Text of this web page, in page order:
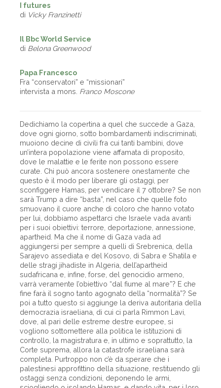
I futures
di Vicky Franzinetti
Il Bbc World Service
di Belona Greenwood
Papa Francesco
Fra “conservatori” e “missionari”
intervista a mons. Franco Moscone
Dedichiamo la copertina a quel che succede a Gaza,
dove ogni giorno, sotto bombardamenti indiscriminati,
muoiono decine di civili fra cui tanti bambini, dove
un’intera popolazione viene affamata di proposito,
dove le malattie e le ferite non possono essere
curate. Chi può ancora sostenere onestamente che
questo è il modo per liberare gli ostaggi, per
sconfiggere Hamas, per vendicare il 7 ottobre? Se non
sarà Trump a dire “basta”, nel caso che quelle foto
smuovano il cuore anche di coloro che hanno votato
per lui, dobbiamo aspettarci che Israele vada avanti
per i suoi obiettivi: terrore, deportazione, annessione,
apartheid. Ma che il nome di Gaza vada ad
aggiungersi per sempre a quelli di Srebrenica, della
Sarajevo assediata e del Kosovo, di Sabra e Shatila e
delle stragi jihadiste in Algeria, dell’apartheid
sudafricana e, infine, forse, del genocidio armeno,
varrà veramente l’obiettivo “dal fiume al mare”? E che
fine farà il sogno tanto agognato della “normalità”? Se
poi a tutto questo si aggiunge la deriva autoritaria della
democrazia israeliana, di cui ci parla Rimmon Lavi,
dove, al pari delle estreme destre europee, si
vogliono sottomettere alla politica le istituzioni di
controllo, la magistratura e, in ultimo e soprattutto, la
Corte suprema, allora la catastrofe israeliana sarà
completa. Purtroppo non c’è da sperare che i
palestinesi approfittino della situazione, restituendo gli
ostaggi senza condizioni, deponendo le armi,